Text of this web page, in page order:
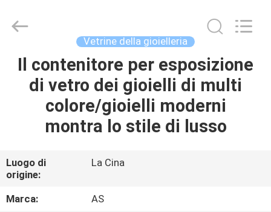
CASA
PRODOTTI
CIRCA
NOI
Display
Shelves
Vetrine della gioielleria
Il contenitore per esposizione
di vetro dei gioielli di multi
colore/gioielli moderni
montra lo stile di lusso
Luogo di
origine:
La Cina
Marca:
AS